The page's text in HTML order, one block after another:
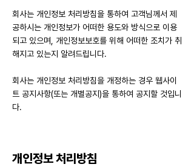
회사는 개인정보 처리방침을 통하여 고객님께서 제
공하시는 개인정보가 어떠한 용도와 방식으로 이용
되고 있으며, 개인정보보호를 위해 어떠한 조치가 취
해지고 있는지 알려드립니다.
회사는 개인정보 처리방침을 개정하는 경우 웹사이
트 공지사항(또는 개별공지)을 통하여 공지할 것입니
다.
개인정보 처리방침